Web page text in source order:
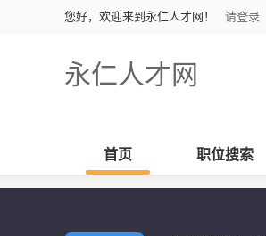
您好，欢迎来到永仁人才网！ 请登录
永仁人才网
首页 职位搜索